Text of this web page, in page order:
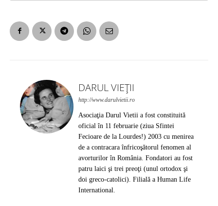
DARUL VIEȚII
http://www.darulvietii.ro
Asociaţia Darul Vietii a fost constituită
oficial în 11 februarie (ziua Sfintei
Fecioare de la Lourdes!) 2003 cu menirea
de a contracara înfricoşătorul fenomen al
avorturilor în România. Fondatori au fost
patru laici şi trei preoţi (unul ortodox şi
doi greco-catolici). Filială a Human Life
International.